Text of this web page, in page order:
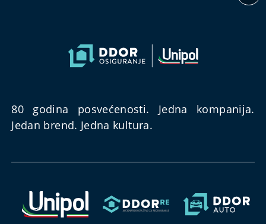
80 godina posvećenosti. Jedna kompanija.
Jedan brend. Jedna kultura.